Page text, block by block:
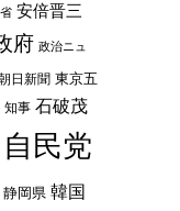
安倍晋三
府 政治ニュ
日新聞 東京五
知事 石破茂
自民党
静岡県 韓国